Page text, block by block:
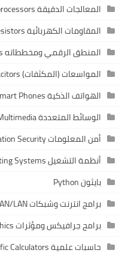
المعالجات الدقيقة Microprocessors
المقاومات الكهربائية Resistors
المنطق الرقمي ومخططاته Digital Logic Designs
المواسعات (المكثفات) Capacitors
الهواتف الذكية Smart Phones
الوسائط المتعددة Multimedia
أمن المعلومات Information Security
أنظمة التشغيل Operating Systems
بايثون Python
برامج انترنت وشبكات WAN/LAN
برامج جرافيكس ومؤثرات Graphics
حاسبات علمية Scientific Calculators